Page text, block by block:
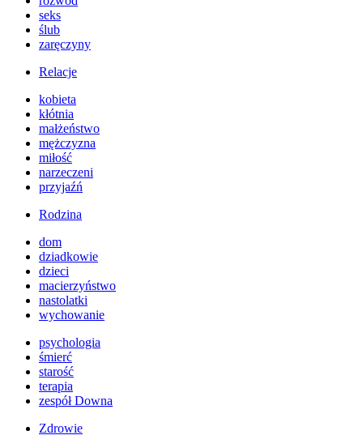
seks
ślub
zaręczyny
Relacje
kobieta
kłótnia
małżeństwo
mężczyzna
miłość
narzeczeni
przyjaźń
Rodzina
dom
dziadkowie
dzieci
macierzyństwo
nastolatki
wychowanie
psychologia
śmierć
starość
terapia
zespół Downa
Zdrowie